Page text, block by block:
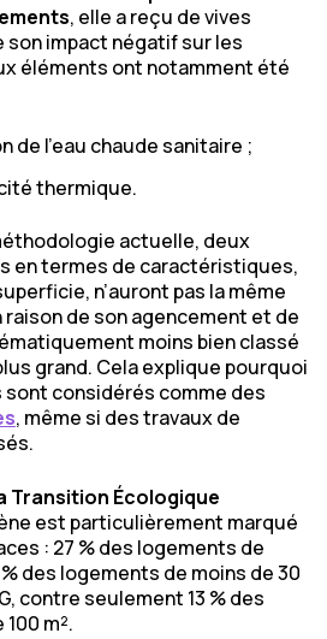
, elle a reçu de vives
son impact négatif sur les
éléments ont notamment été
de l’eau chaude sanitaire ;
thermique.
actuelle, deux
en termes de caractéristiques,
n’auront pas la même
de son agencement et de
moins bien classé
grand. Cela explique pourquoi
considérés comme des
, même si des travaux de
Transition Écologique
est particulièrement marqué
: 27 % des logements de
des logements de moins de 30
contre seulement 13 % des
m².